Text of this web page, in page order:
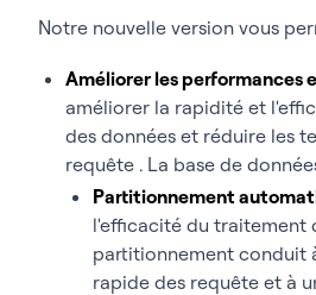
Notre nouvelle version vous
Améliorer les performances
améliorer la rapidité et
des données et réduire les
requête . La base de
Partitionnement
l'efficacité du traitement
partitionnement conduit
rapide des requête et à